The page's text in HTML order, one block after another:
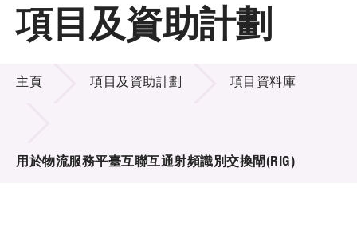
主頁
關於LSCM
技術商品化
合作計劃
項目及資助計劃
項目及資助計劃
主頁 項目及資助計劃 項目資料庫
用於物流服務平臺互聯互通射頻識別交換閘(RIG)